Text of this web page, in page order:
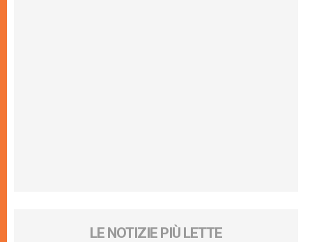
LE NOTIZIE PIÙ LETTE